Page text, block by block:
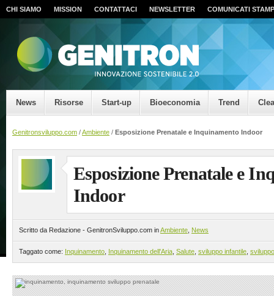
CHI SIAMO MISSION CONTATTACI NEWSLETTER COMUNICATI
News Risorse Start-up Bioeconomia Trend
Genitronsviluppo.com /Ambiente / Esposizione Prenatale e Inquinamento Indoor
Esposizione Prenatale e
Indoor
Scritto da Redazione - GenitronSviluppo.com inAmbiente News
Taggato come: Inquinamento Inquinamento dell'Aria Salute sviluppo infantile